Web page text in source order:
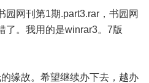
园网刊第1期.part3.rar，书园网
了。我用的是winrar3。7版
缘故。希望继续办下去，越办